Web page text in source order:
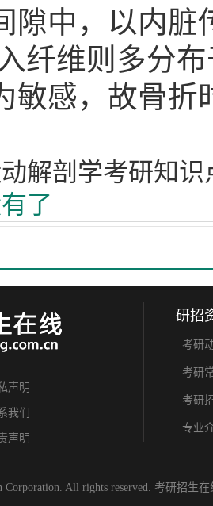
隙中，以内
纤维则多分
敏感，故骨折
解剖学考研知
了
声明
我们
声明
研招
考研
考研
考研
专业
Corporation. All rights reserved. 考研招生在